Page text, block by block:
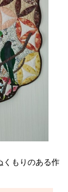
くもりのある作